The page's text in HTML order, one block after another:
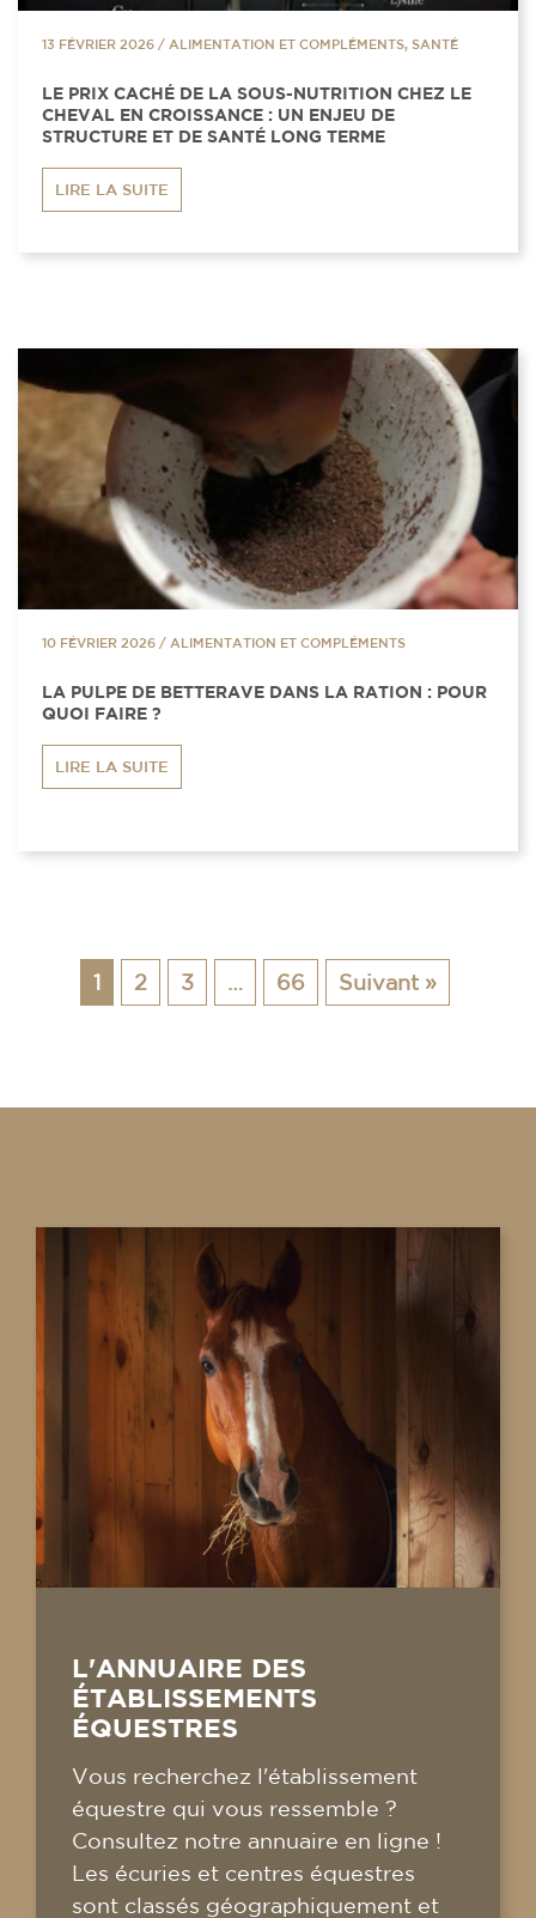
13 FÉVRIER 2026 / ALIMENTATION ET COMPLÉMENTS, SANTÉ
LE PRIX CACHÉ DE LA SOUS-NUTRITION CHEZ LE
CHEVAL EN CROISSANCE : UN ENJEU DE
STRUCTURE ET DE SANTÉ LONG TERME
LIRE LA SUITE
10 FÉVRIER 2026 / ALIMENTATION ET COMPLÉMENTS
LA PULPE DE BETTERAVE DANS LA RATION : POUR
QUOI FAIRE ?
LIRE LA SUITE
1 2 3 … 66 Suivant »
L'ANNUAIRE DES
ÉTABLISSEMENTS
ÉQUESTRES
Vous recherchez l'établissement
équestre qui vous ressemble ?
Consultez notre annuaire en ligne !
Les écuries et centres équestres
sont classés géographiquement et